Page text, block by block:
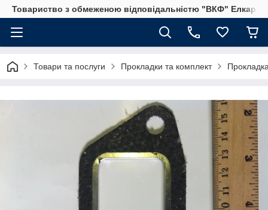
Товариство з обмеженою відповідальністю "ВКФ" Елкар"
Товари та послуги Прокладки та комплект